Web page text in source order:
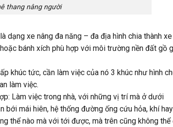
thang nâng người
dạng xe nâng đa năng – đa địa hình chia thành xe
bánh xích phù hợp với môi trường nền đất gồ
khúc tức, cần làm việc của nó 3 khúc như hình
làm việc.
Làm việc trong nhà, với những vị trí mà ở dưới
mái hiên, hệ thống đường ống cứu hỏa, khí
thể nào mà với tới được, mà trên cũng không thể